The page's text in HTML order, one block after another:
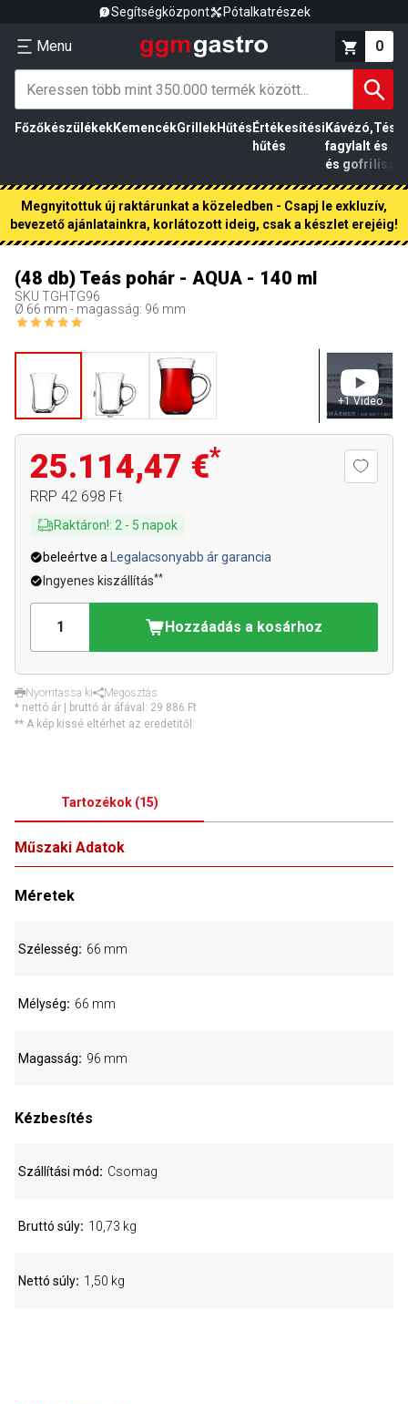
Segítségközpont Pótalkatrészek
Menu 0
FőzőkészülékekKemencékGrillekHűtés Értékesítési
hűtés
Kávézó,
fagylalt
és gofri
és
liszt
Megnyitottuk új raktárunkat a közeledben - Csapj le exkluzív,
bevezető ajánlatainkra, korlátozott ideig, csak a készlet erejéig!
(48 db) Teás pohár - AQUA - 140 ml
SKU TGHTG96
Ø 66 mm - magasság: 96 mm
+1 Video
25.114,47 €*
RRP 42 698 Ft
Raktáron!: 2 - 5 napok
beleértve a
Legalacsonyabb ár garancia
Ingyenes kiszállítás**
Hozzáadás a kosárhoz
Nyomtassa ki
Megosztás
* nettó ár | bruttó ár áfával: 29 886 Ft
** A kép kissé eltérhet az eredetitől.
Tartozékok(15)
Műszaki Adatok
Méretek
Szélesség 66 mm
Mélység 66 mm
Magasság 96 mm
Kézbesítés
Szállítási mód Csomag
Bruttó súly 10,73 kg
Nettó súly 1,50 kg